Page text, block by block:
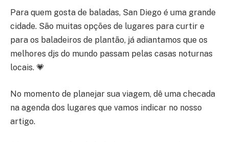
Para quem gosta de baladas, San Diego é uma grande
cidade. São muitas opções de lugares para curtir e
para os baladeiros de plantão, já adiantamos que os
melhores djs do mundo passam pelas casas noturnas
locais. 💗
No momento de planejar sua viagem, dê uma checada
na agenda dos lugares que vamos indicar no nosso
artigo.